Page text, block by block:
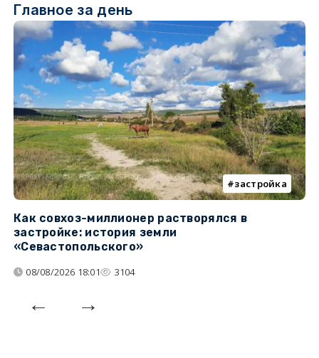
Главное за день
застройка
Как совхоз-миллионер растворялся в
застройке: история земли
«Севастопольского»
08/08/2026 18:01 3104